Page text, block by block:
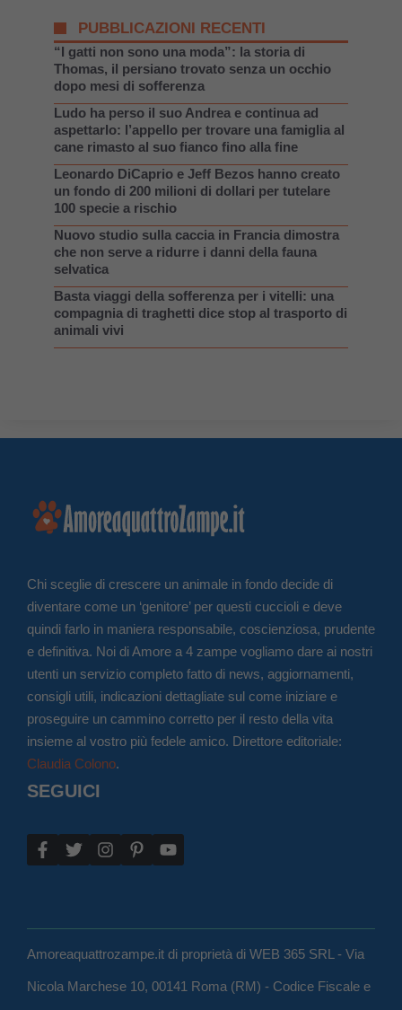
PUBBLICAZIONI RECENTI
“I gatti non sono una moda”: la storia di
Thomas, il persiano trovato senza un occhio
dopo mesi di sofferenza
Ludo ha perso il suo Andrea e continua ad
aspettarlo: l’appello per trovare una famiglia al
cane rimasto al suo fianco fino alla fine
Leonardo DiCaprio e Jeff Bezos hanno creato
un fondo di 200 milioni di dollari per tutelare
100 specie a rischio
Nuovo studio sulla caccia in Francia dimostra
che non serve a ridurre i danni della fauna
selvatica
Basta viaggi della sofferenza per i vitelli: una
compagnia di traghetti dice stop al trasporto di
animali vivi
Chi sceglie di crescere un animale in fondo decide di
diventare come un ‘genitore’ per questi cuccioli e deve
quindi farlo in maniera responsabile, coscienziosa, prudente
e definitiva. Noi di Amore a 4 zampe vogliamo dare ai nostri
utenti un servizio completo fatto di news, aggiornamenti,
consigli utili, indicazioni dettagliate sul come iniziare e
proseguire un cammino corretto per il resto della vita
insieme al vostro più fedele amico. Direttore editoriale:
Claudia Colono.
SEGUICI
Amoreaquattrozampe.it di proprietà di WEB 365 SRL - Via
Nicola Marchese 10, 00141 Roma (RM) - Codice Fiscale e